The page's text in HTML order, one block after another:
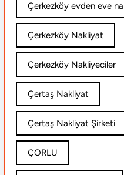
Çerkezköy evden eve
Çerkezköy Nakliyat
Çerkezköy Nakliyeciler
Çertaş Nakliyat
Çertaş Nakliyat Şirketi
ÇORLU